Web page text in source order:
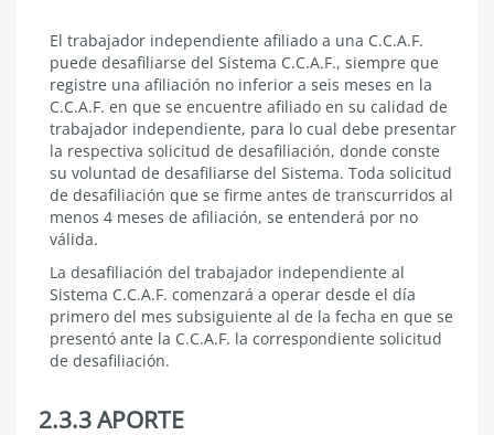
2.3.2.2
Desafiliación
del
Sistema
C.C.A.F.
El trabajador independiente afiliado a una C.C.A.F.
puede desafiliarse del Sistema C.C.A.F., siempre que
registre una afiliación no inferior a seis meses en la
C.C.A.F. en que se encuentre afiliado en su calidad de
trabajador independiente, para lo cual debe presentar
la respectiva solicitud de desafiliación, donde conste
su voluntad de desafiliarse del Sistema. Toda solicitud
de desafiliación que se firme antes de transcurridos al
menos 4 meses de afiliación, se entenderá por no
válida.
La desafiliación del trabajador independiente al
Sistema C.C.A.F. comenzará a operar desde el día
primero del mes subsiguiente al de la fecha en que se
presentó ante la C.C.A.F. la correspondiente solicitud
de desafiliación.
2.3.3 APORTE